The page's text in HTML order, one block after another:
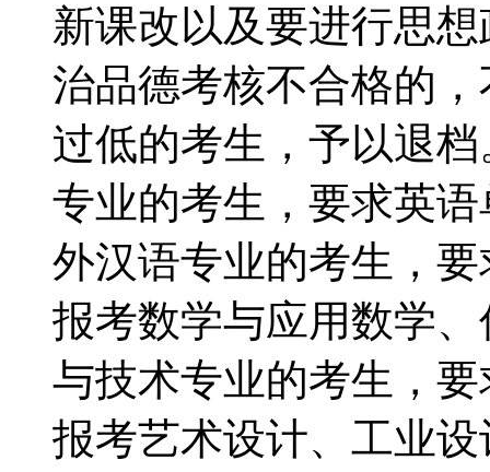
新课改以及要进行思
治品德考核不合格的
过低的考生，予以退
专业的考生，要求英
外汉语专业的考生，
报考数学与应用数学
与技术专业的考生，
报考艺术设计、工业